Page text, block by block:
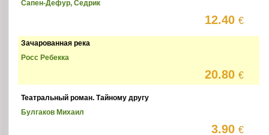
Сапен-Дефур, Седрик
12.40€
Зачарованная река
Росс Ребекка
20.80€
Театральный роман. Тайному другу
Булгаков Михаил
3.90€